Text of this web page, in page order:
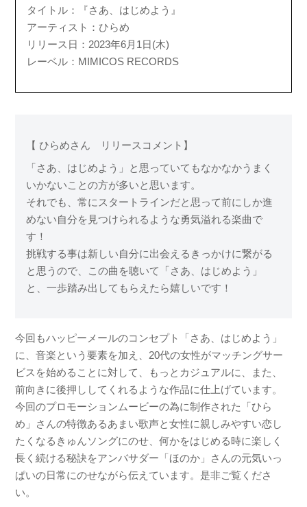
タイトル：『さあ、はじめよう』
アーティスト：ひらめ
リリース日：2023年6月1日(木)
レーベル：MIMICOS RECORDS
【 ひらめさん リリースコメント】
「さあ、はじめよう」と思っていてもなかなかうまく
いかないことの方が多いと思います。
それでも、常にスタートラインだと思って前にしか進
めない自分を見つけられるような勇気溢れる楽曲で
す！
挑戦する事は新しい自分に出会えるきっかけに繋がる
と思うので、この曲を聴いて「さあ、はじめよう」
と、一歩踏み出してもらえたら嬉しいです！
今回もハッピーメールのコンセプト「さあ、はじめよう」
に、音楽という要素を加え、20代の女性がマッチングサー
ビスを始めることに対して、もっとカジュアルに、また、
前向きに後押ししてくれるような作品に仕上げています。
今回のプロモーションムービーの為に制作された「ひら
め」さんの特徴あるあまい歌声と女性に親しみやすい恋し
たくなるきゅんソングにのせ、何かをはじめる時に楽しく
長く続ける秘訣をアンバサダー「ほのか」さんの元気いっ
ぱいの日常にのせながら伝えています。是非ご覧くださ
い。